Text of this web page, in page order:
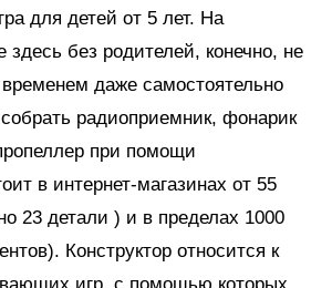
для детей от 5 лет. На
здесь без родителей, конечно, не
даже самостоятельно
радиоприемник, фонарик
при помощи
в интернет-магазинах от 55
23 детали ) и в пределах 1000
Конструктор относится к